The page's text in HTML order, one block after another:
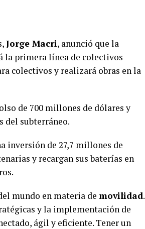
Jorge Macri, anunció que la
la primera línea de colectivos
colectivos y realizará obras en la
de 700 millones de dólares y
del subterráneo.
inversión de 27,7 millones de
y recargan sus baterías en
mundo en materia de movilidad.
y la implementación de
ágil y eficiente. Tener un